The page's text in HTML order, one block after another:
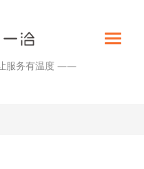
服务有温度 ——